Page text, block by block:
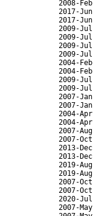
2008-
2017-
2017-
2009-
2009-
2009-
2009-
2004-
2004-
2009-
2009-
2007-
2007-
2004-
2004-
2007-
2007-
2013-
2013-
2019-
2019-
2007-
2007-
2020-
2007-